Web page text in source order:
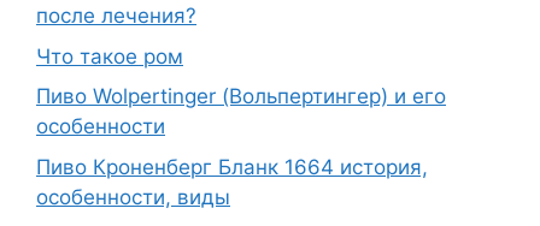
после лечения?
Что такое ром
Пиво Wolpertinger (Вольпертингер) и его
особенности
Пиво Кроненберг Бланк 1664 история,
особенности, виды